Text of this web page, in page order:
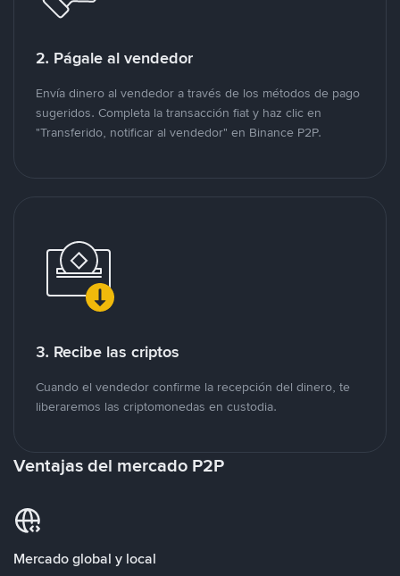
2. Págale al vendedor
Envía dinero al vendedor a través de los métodos de pago
sugeridos. Completa la transacción fiat y haz clic en
"Transferido, notificar al vendedor" en Binance P2P.
3. Recibe las criptos
Cuando el vendedor confirme la recepción del dinero, te
liberaremos las criptomonedas en custodia.
Ventajas del mercado P2P
Mercado global y local